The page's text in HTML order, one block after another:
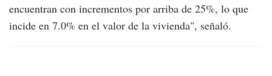
encuentran con incrementos por arriba de 25%, lo que
incide en 7.0% en el valor de la vivienda", señaló.